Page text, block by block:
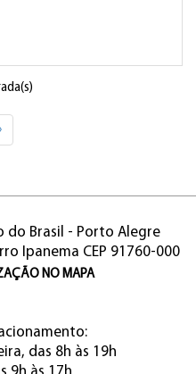
do Brasil - Porto Alegre
Ipanema CEP 91760-000
NO MAPA
das 8h às 19h